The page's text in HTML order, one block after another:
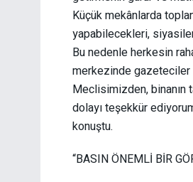
Küçük mekânlarda
yapabilecekleri,
Bu nedenle herkesin
merkezinde gazeteciler
Meclisimizden, binanın
dolayı teşekkür
konuştu.
“BASIN ÖNEMLİ BİR